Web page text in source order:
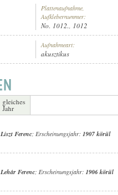
Plattenaufnahme,
Aufklebernummer:
No. 1012., 1012
Aufnahmeart:
akusztikus
gleiches
Jahr
Liszt Ferenc; Erscheinungsjahr: 1907 körül
Lehár Ferenc; Erscheinungsjahr: 1906 körül